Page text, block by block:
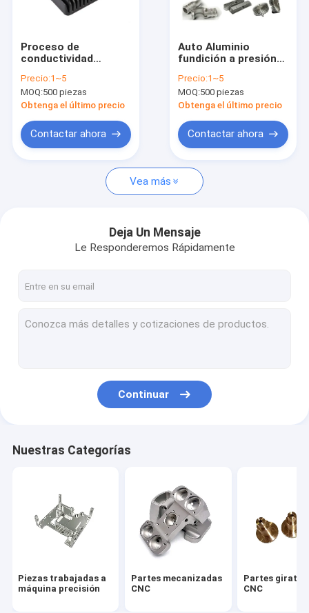
Sobre nosotros
Noticias
El blog
Partes mecanizadas CNC
Partes giratorias CNC
El aluminio a presión vivienda de la fundición
Disipador de calor raspado de la aleta
El sumidero térmico de placas frías
Proceso de
conductividad
carcasa de fundición
a presión de aleación
de aluminio
Precio:1~5
MOQ:500 piezas
Obtenga el último precio
Contactar ahora
Auto Aluminio
fundición a presión
fábrica de
revestimiento en
polvo Tratamiento
Precio:1~5
MOQ:500 piezas
Obtenga el último precio
Contactar ahora
Vea más
Deja Un Mensaje
Le Responderemos Rápidamente
Continuar
Nuestras Categorías
Piezas trabajadas a
máquina precisión
Partes mecanizadas
CNC
Partes
CNC